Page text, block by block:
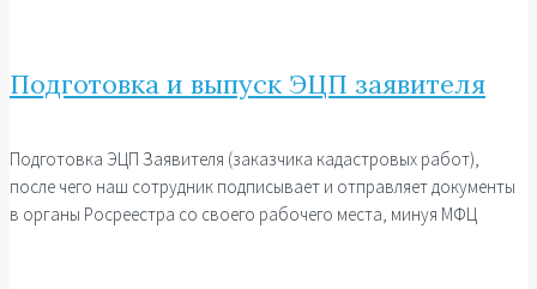
Подготовка и выпуск ЭЦП заявителя
Подготовка ЭЦП Заявителя (заказчика кадастровых работ),
после чего наш сотрудник подписывает и отправляет документы
в органы Росреестра со своего рабочего места, минуя МФЦ